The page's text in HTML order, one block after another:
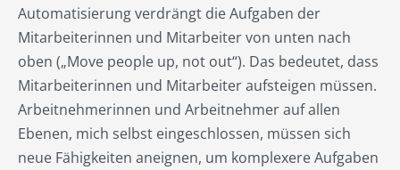
Automatisierung verdrängt die Aufgaben der
Mitarbeiterinnen und Mitarbeiter von unten nach
oben („Move people up, not out“). Das bedeutet, dass
Mitarbeiterinnen und Mitarbeiter aufsteigen müssen.
Arbeitnehmerinnen und Arbeitnehmer auf allen
Ebenen, mich selbst eingeschlossen, müssen sich
neue Fähigkeiten aneignen, um komplexere Aufgaben